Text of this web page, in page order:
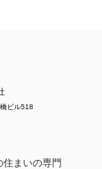
ビル518
住まいの専門